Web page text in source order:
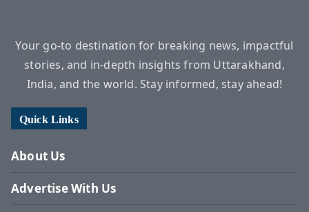
Your go-to destination for breaking news, impactful
stories, and in-depth insights from Uttarakhand,
India, and the world. Stay informed, stay ahead!
Quick Links
About Us
Advertise With Us